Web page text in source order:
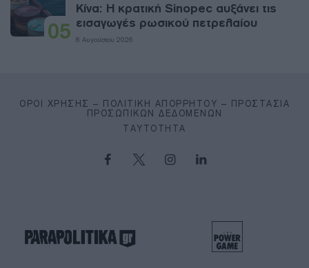
05
Κίνα: Η κρατική Sinopec αυξάνει τις
εισαγωγές ρωσικού πετρελαίου
6 Αυγούστου 2026
ΌΡΟΙ ΧΡΉΣΗΣ – ΠΟΛΙΤΙΚΉ ΑΠΟΡΡΉΤΟΥ – ΠΡΟΣΤΑΣΊΑ
ΠΡΟΣΩΠΙΚΏΝ ΔΕΔΟΜΈΝΩΝ
ΤΑΥΤΌΤΗΤΑ